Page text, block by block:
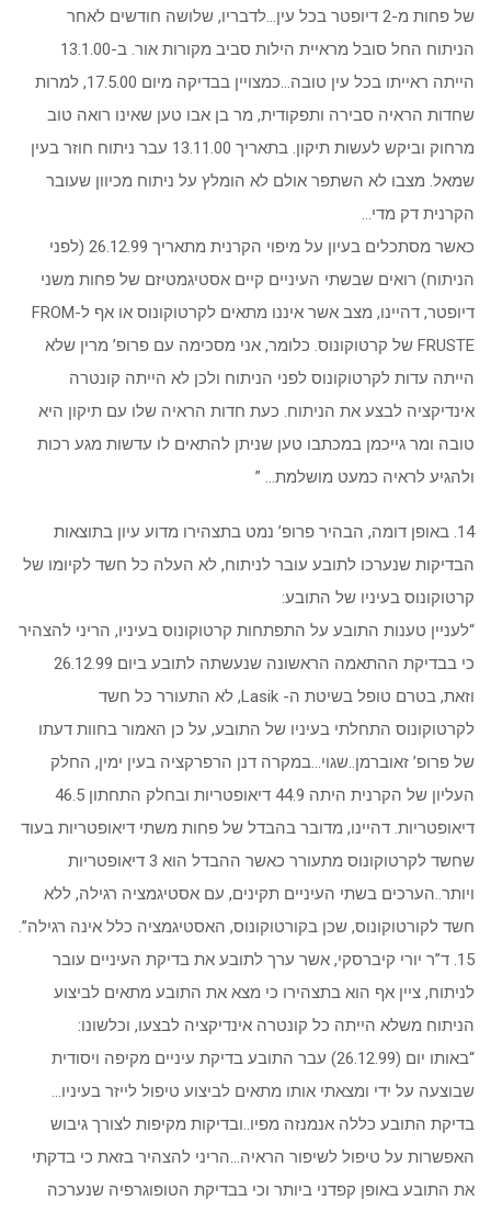
של פחות מ-2 דיופטר בכל עין…לדבריו, שלושה חודשים לאחר
הניתוח החל סובל מראיית הילות סביב מקורות אור. ב-13.1.00
הייתה ראייתו בכל עין טובה…כמצויין בבדיקה מיום 17.5.00, למרות
שחדות הראיה סבירה ותפקודית, מר בן אבו טען שאינו רואה טוב
מרחוק וביקש לעשות תיקון. בתאריך 13.11.00 עבר ניתוח חוזר בעין
שמאל. מצבו לא השתפר אולם לא הומלץ על ניתוח מכיוון שעובר
הקרנית דק מדי…
כאשר מסתכלים בעיון על מיפוי הקרנית מתאריך 26.12.99 (לפני
הניתוח) רואים שבשתי העיניים קיים אסטיגמטיזם של פחות משני
דיופטר, דהיינו, מצב אשר איננו מתאים לקרטוקונוס או אף ל-FROM
FRUSTE של קרטוקונוס. כלומר, אני מסכימה עם פרופ’ מרין שלא
הייתה עדות לקרטוקונוס לפני הניתוח ולכן לא הייתה קונטרה
אינדיקציה לבצע את הניתוח. כעת חדות הראיה שלו עם תיקון היא
טובה ומר גייכמן במכתבו טען שניתן להתאים לו עדשות מגע רכות
ולהגיע לראיה כמעט מושלמת… ”
14. באופן דומה, הבהיר פרופ’ נמט בתצהירו מדוע עיון בתוצאות
הבדיקות שנערכו לתובע עובר לניתוח, לא העלה כל חשד לקיומו של
קרטוקונוס בעיניו של התובע:
“לעניין טענות התובע על התפתחות קרטוקונוס בעיניו, הריני להצהיר
כי בבדיקת ההתאמה הראשונה שנעשתה לתובע ביום 26.12.99
וזאת, בטרם טופל בשיטת ה- Lasik, לא התעורר כל חשד
לקרטוקונוס התחלתי בעיניו של התובע, על כן האמור בחוות דעתו
של פרופ’ זאוברמן..שגוי…במקרה דנן הרפרקציה בעין ימין, החלק
העליון של הקרנית היתה 44.9 דיאופטריות ובחלק התחתון 46.5
דיאופטריות. דהיינו, מדובר בהבדל של פחות משתי דיאופטריות בעוד
שחשד לקרטוקונוס מתעורר כאשר ההבדל הוא 3 דיאופטריות
ויותר..הערכים בשתי העיניים תקינים, עם אסטיגמציה רגילה, ללא
חשד לקורטוקונוס, שכן בקורטוקונוס, האסטיגמציה כלל אינה רגילה”.
15. ד”ר יורי קיברסקי, אשר ערך לתובע את בדיקת העיניים עובר
לניתוח, ציין אף הוא בתצהירו כי מצא את התובע מתאים לביצוע
הניתוח משלא הייתה כל קונטרה אינדיקציה לבצעו, וכלשונו:
“באותו יום (26.12.99) עבר התובע בדיקת עיניים מקיפה ויסודית
שבוצעה על ידי ומצאתי אותו מתאים לביצוע טיפול לייזר בעיניו…
בדיקת התובע כללה אנמנזה מפיו..ובדיקות מקיפות לצורך גיבוש
האפשרות על טיפול לשיפור הראיה…הריני להצהיר בזאת כי בדקתי
את התובע באופן קפדני ביותר וכי בבדיקת הטופוגרפיה שנערכה